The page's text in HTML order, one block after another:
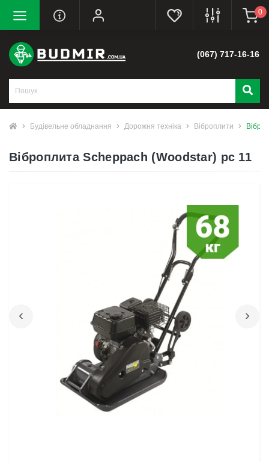
0
(067) 717-16-16
Будівельне обладнання Дорожня техніка Віброплити
Віброплита Scheppach (Woodstar) pc 11
‹ ›